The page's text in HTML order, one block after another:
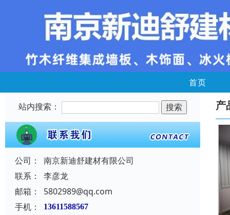
首页
站内搜索：
公司：
南京新迪舒建材有限公司
联系：
李彦龙
邮箱：
5802989@qq.com
手机：
13611588567
产